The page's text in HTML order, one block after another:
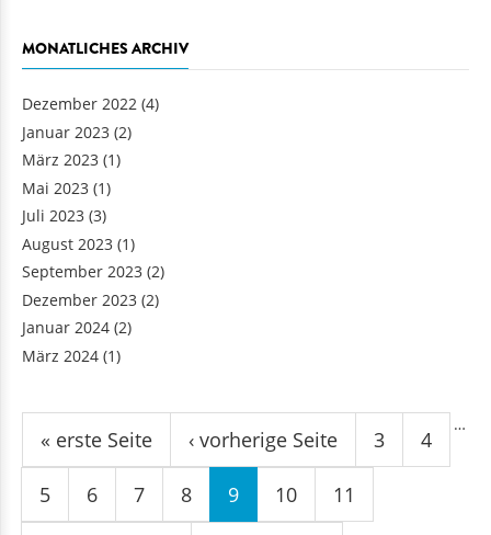
MONATLICHES ARCHIV
Dezember 2022 (4)
Januar 2023 (2)
März 2023 (1)
Mai 2023 (1)
Juli 2023 (3)
August 2023 (1)
September 2023 (2)
Dezember 2023 (2)
Januar 2024 (2)
März 2024 (1)
Seiten
« erste Seite ‹ vorherige Seite
…
3 4
5 6 7 8 9 10 11